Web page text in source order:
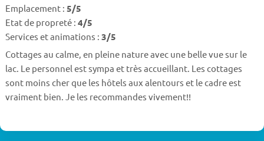
Emplacement : 5/5
Etat de propreté : 4/5
Services et animations : 3/5
Cottages au calme, en pleine nature avec une belle vue sur le
lac. Le personnel est sympa et très accueillant. Les cottages
sont moins cher que les hôtels aux alentours et le cadre est
vraiment bien. Je les recommandes vivement!!